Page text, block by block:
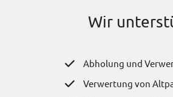
Wir
Abholung und
Verwertung von